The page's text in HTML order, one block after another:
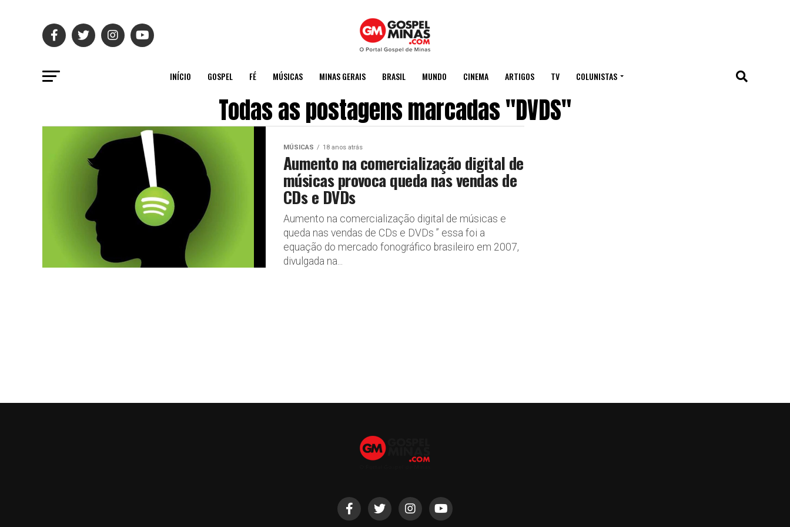
INÍCIO GOSPEL FÉ MÚSICAS MINAS GERAIS BRASIL MUNDO CINEMA ARTIGOS TV COLUNISTAS
Todas as postagens marcadas "DVDS"
MÚSICAS 18 anos atrás
Aumento na comercialização digital de
músicas provoca queda nas vendas de
CDs e DVDs
Aumento na comercialização digital de músicas e
queda nas vendas de CDs e DVDs ” essa foi a
equação do mercado fonográfico brasileiro em 2007,
divulgada na...